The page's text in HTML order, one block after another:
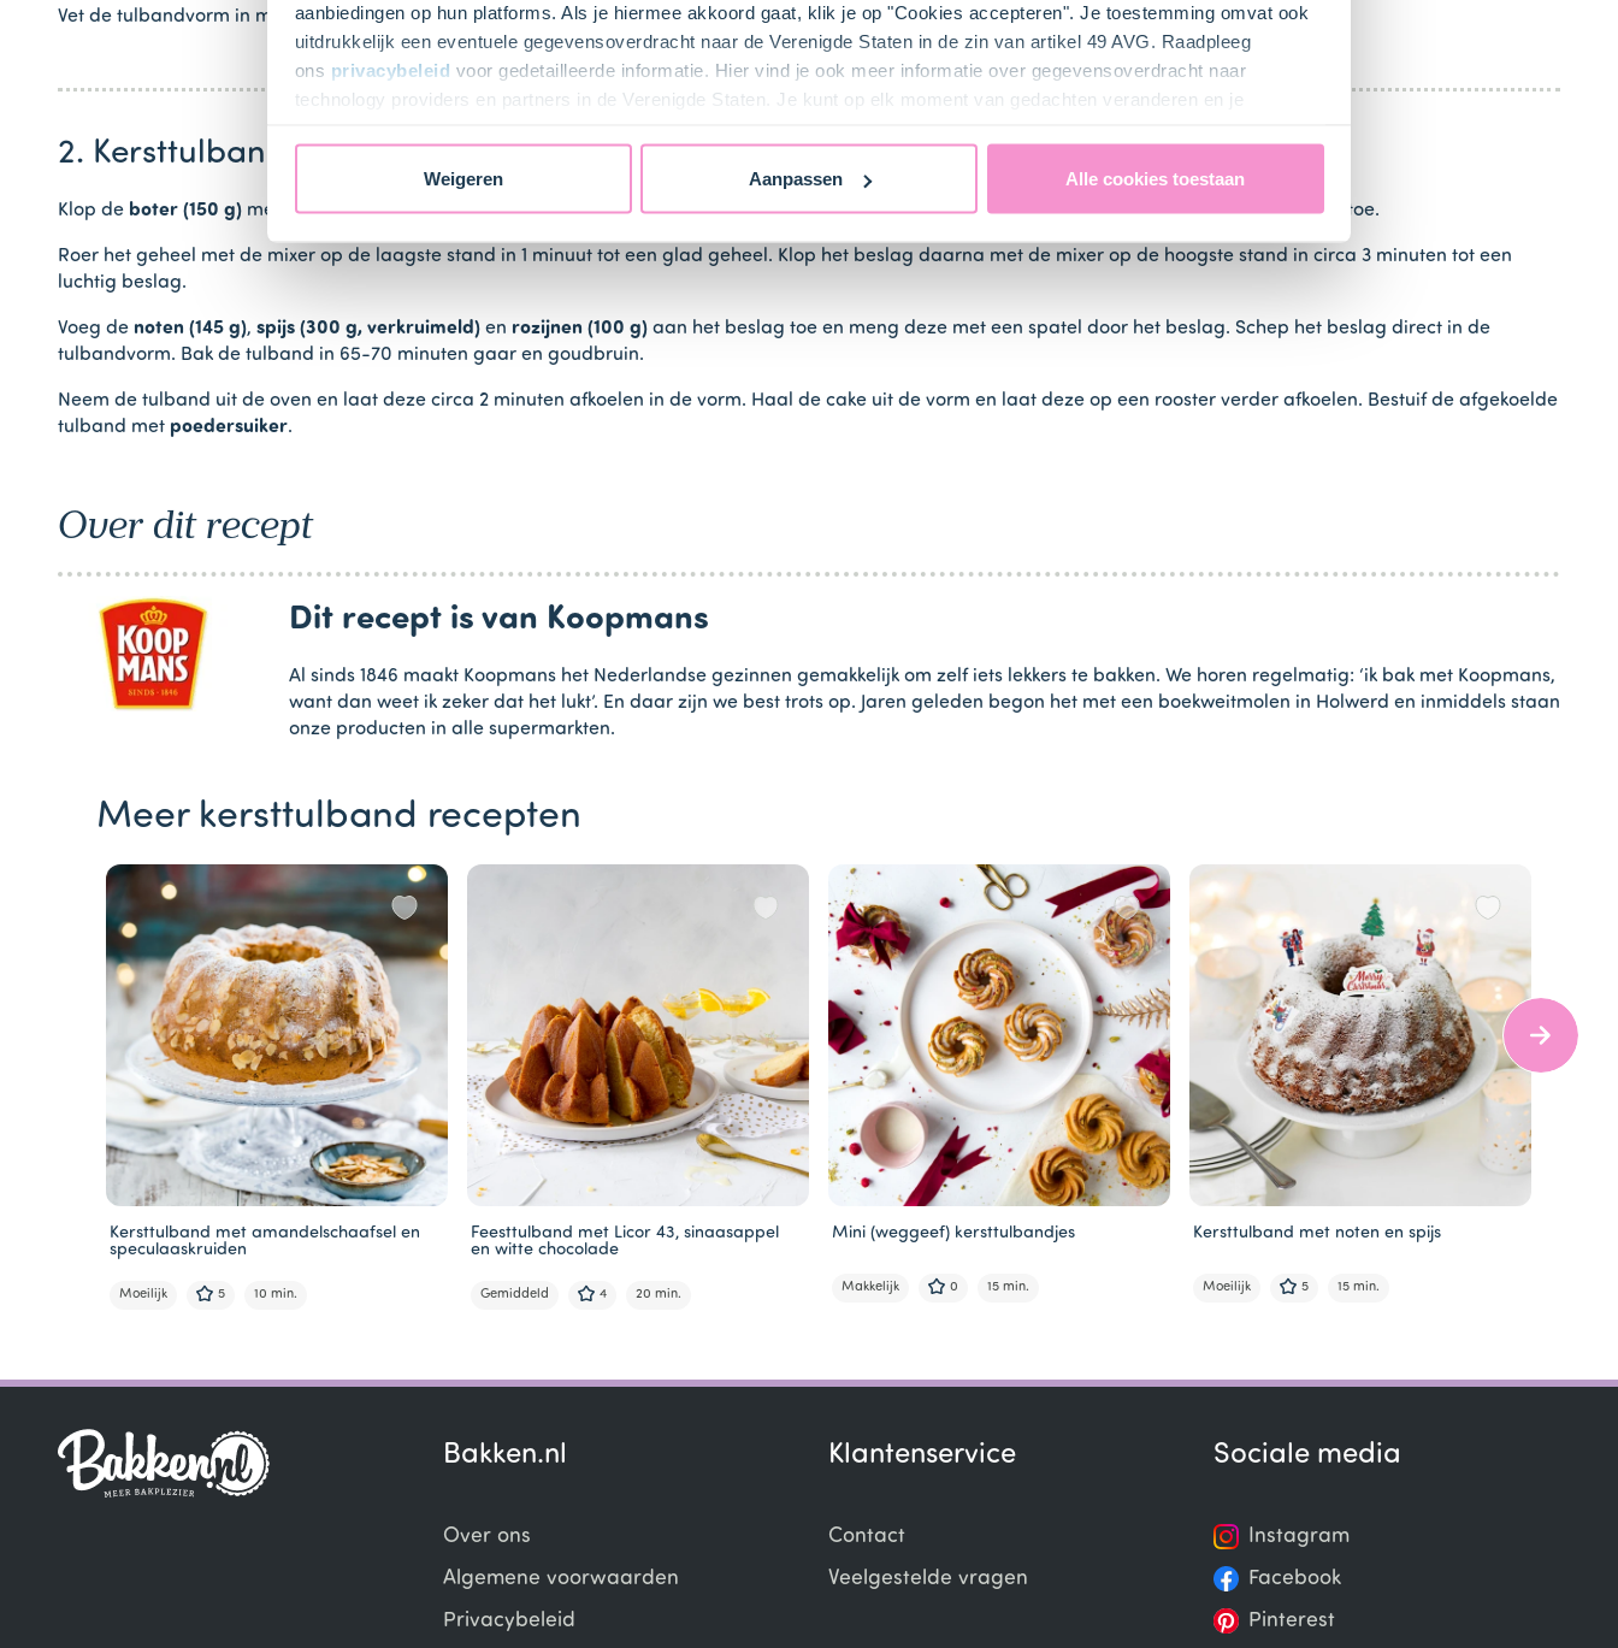
aanbiedingen op hun platforms. Als je hiermee akkoord gaat, klik je op "Cookies accepteren". Je toestemming omvat ook
uitdrukkelijk een eventuele gegevensoverdracht naar de Verenigde Staten in de zin van artikel 49 AVG. Raadpleeg
ons privacybeleid voor gedetailleerde informatie. Hier vind je ook meer informatie over gegevensoverdracht naar
technology providers en partners in de Verenigde Staten. Je kunt op elk moment van gedachten veranderen en je
Weigeren Aanpassen Alle cookies toestaan
Vet de tulbandvorm in met boter en bestuif de binnenkant licht met bloem of gebruik Bakspray.
2. Kersttulband maken
Klop de boter (150 g) met de mixer in een beslagkom zacht en romig. Voeg detulbandmix (1 pak), deeieren (4 stuks)en demelk (50 ml)in één keer toe.
Roer het geheel met de mixer op de laagste stand in 1 minuut tot een glad geheel. Klop het beslag daarna met de mixer op de hoogste stand in circa 3 minuten tot een
luchtig beslag.
Voeg de noten (145 g), spijs (300 g, verkruimeld) en rozijnen (100 g) aan het beslag toe en meng deze met een spatel door het beslag. Schep het beslag direct in de
tulbandvorm. Bak de tulband in 65-70 minuten gaar en goudbruin.
Neem de tulband uit de oven en laat deze circa 2 minuten afkoelen in de vorm. Haal de cake uit de vorm en laat deze op een rooster verder afkoelen. Bestuif de afgekoelde
tulband met poedersuiker.
Over dit recept
Dit recept is van Koopmans
Al sinds 1846 maakt Koopmans het Nederlandse gezinnen gemakkelijk om zelf iets lekkers te bakken. We horen regelmatig: ‘ik bak met Koopmans,
want dan weet ik zeker dat het lukt’. En daar zijn we best trots op. Jaren geleden begon het met een boekweitmolen in Holwerd en inmiddels staan
onze producten in alle supermarkten.
Meer kersttulband recepten
Kersttulband met amandelschaafsel en
speculaaskruiden
Moeilijk 5 10 min.
Feesttulband met Licor 43, sinaasappel
en witte chocolade
Gemiddeld 4 20 min.
Mini (weggeef) kersttulbandjes
Makkelijk 0 15 min.
Kersttulband met noten en spijs
Moeilijk 5 15 min.
of
Bakken.nl
Over ons
Algemene voorwaarden
Privacybeleid
Klantenservice
Contact
Veelgestelde vragen
Sociale media
Instagram
Facebook
Pinterest